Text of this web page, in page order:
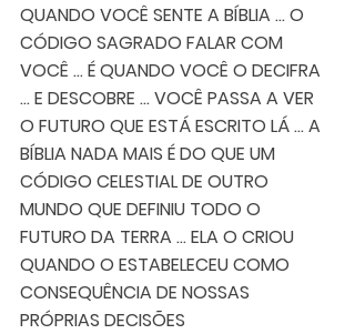
QUANDO VOCÊ SENTE A BÍBLIA ... O
CÓDIGO SAGRADO FALAR COM
VOCÊ ... É QUANDO VOCÊ O DECIFRA
... E DESCOBRE ... VOCÊ PASSA A VER
O FUTURO QUE ESTÁ ESCRITO LÁ ... A
BÍBLIA NADA MAIS É DO QUE UM
CÓDIGO CELESTIAL DE OUTRO
MUNDO QUE DEFINIU TODO O
FUTURO DA TERRA ... ELA O CRIOU
QUANDO O ESTABELECEU COMO
CONSEQUÊNCIA DE NOSSAS
PRÓPRIAS DECISÕES